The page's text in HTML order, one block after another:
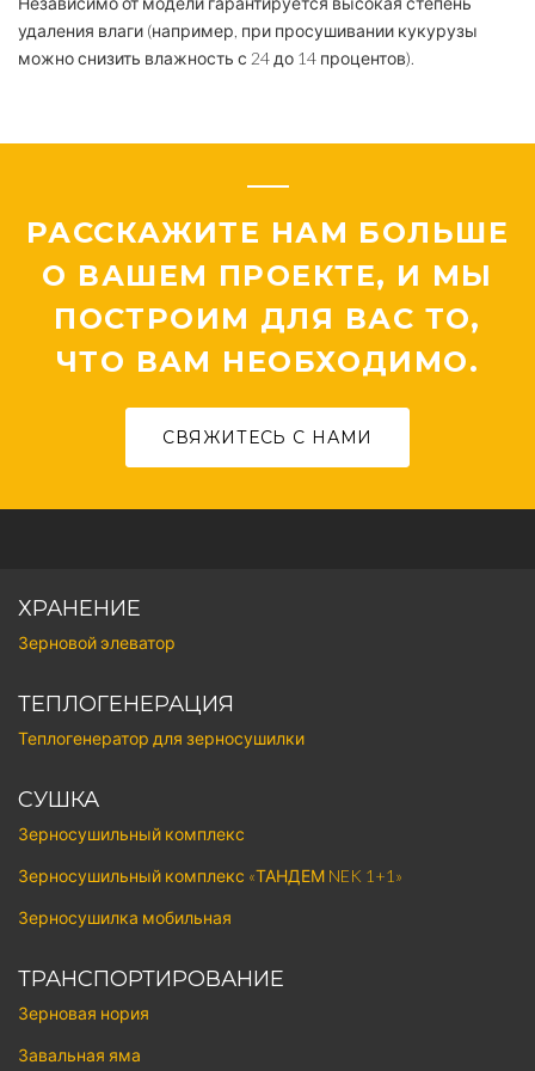
удаления влаги (например, при просушивании кукурузы
можно снизить влажность с 24 до 14 процентов).
РАССКАЖИТЕ НАМ БОЛЬШЕ
О ВАШЕМ ПРОЕКТЕ, И МЫ
ПОСТРОИМ ДЛЯ ВАС ТО,
ЧТО ВАМ НЕОБХОДИМО.
СВЯЖИТЕСЬ С НАМИ
ХРАНЕНИЕ
Зерновой элеватор
ТЕПЛОГЕНЕРАЦИЯ
Теплогенератор для зерносушилки
СУШКА
Зерносушильный комплекс
Зерносушильный комплекс «ТАНДЕМ NEK 1+1»
Зерносушилка мобильная
ТРАНСПОРТИРОВАНИЕ
Зерновая нория
Завальная яма